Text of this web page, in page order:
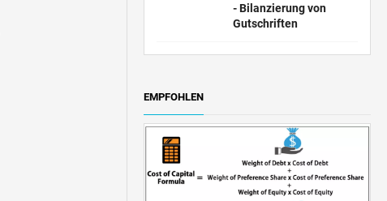
- Bilanzierung von
Gutschriften
EMPFOHLEN